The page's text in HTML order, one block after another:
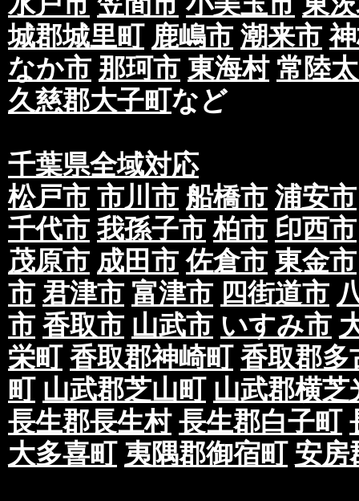
当社の役員、社員、協働者は、個人情報保護や
イドラインその他の関連規範を遵守します。
当社は、社会が要請している個人情報保護が効
情報保護方針および社内規程類を継続して改善
当社所定の窓口にて、合理的な範囲で対応いた
[お問い合わせ先]
・未來総合広告株式会社
お問い合わせ方法：ご相談窓口フォーム
●利用規約について
第一条 ポスティングについて
①配布期間について、お約束の期日までに配布
ただきますが、悪天候、災害、積雪、その他配
高い事象、配布スタッフの安全の確保ができな
は、期間を延長させていただく可能性もござ
い。
また、業務の性質上、多少期間内より前後する
く場合がございます。
当社発行の見積書・注文書に記載している配布
城郡城里町 鹿嶋市 潮来市
なか市 那珂市 東海村 常陸
久慈郡大子町など
千葉県全域対応
松戸市 市川市 船橋市 浦安市
千代市 我孫子市 柏市 印西市
茂原市 成田市 佐倉市 東金市
市 君津市 富津市 四街道市
市 香取市 山武市 いすみ市
栄町 香取郡神崎町 香取郡多
町 山武郡芝山町 山武郡横芝
長生郡長生村 長生郡白子町
大多喜町 夷隅郡御宿町 安房